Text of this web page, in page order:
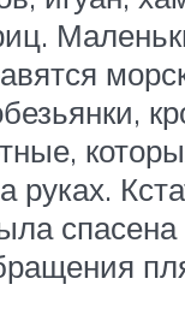
руках.
спасена